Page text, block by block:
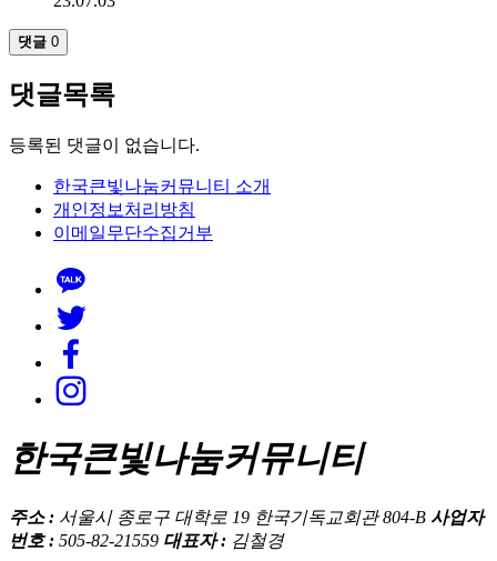
댓글 0
댓글목록
등록된 댓글이 없습니다.
한국큰빛나눔커뮤니티 소개
개인정보처리방침
이메일무단수집거부
한국큰빛나눔커뮤니티
주소 : 서울시 종로구 대학로 19 한국기독교회관 804-B 사업자
번호 : 505-82-21559 대표자 : 김철경